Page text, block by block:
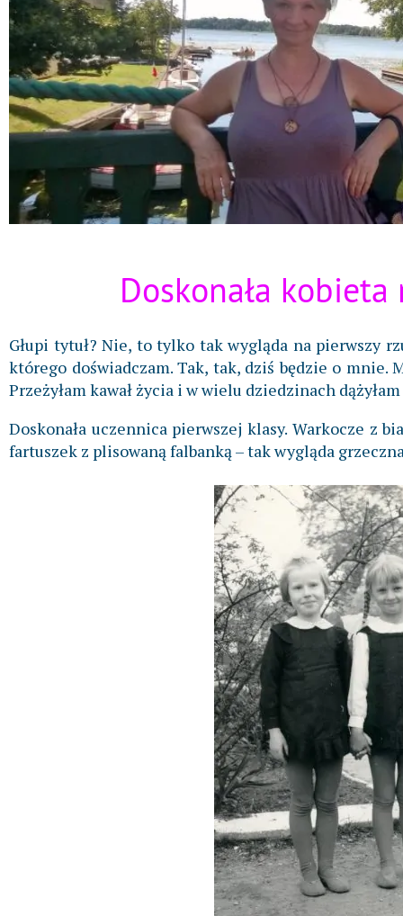
Doskonała kobieta
Głupi tytuł? Nie, to tylko tak wygląda na pierwszy
którego doświadczam. Tak, tak, dziś będzie o mnie.
Przeżyłam kawał życia i w wielu dziedzinach
Doskonała uczennica pierwszej klasy. Warkocze z
fartuszek z plisowaną falbanką – tak wygląda